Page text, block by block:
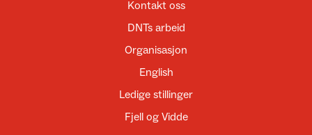
Kontakt oss
DNTs arbeid
Organisasjon
English
Ledige stillinger
Fjell og Vidde